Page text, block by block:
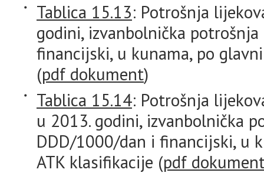
Tablica 15.13: Potrošnja
godini, izvanbolnička
financijski, u kunama, po
(pdf dokument)
Tablica 15.14: Potrošnja
u 2013. godini, izvanbolnička
DDD/1000/dan i financijski, u
ATK klasifikacije (pdf